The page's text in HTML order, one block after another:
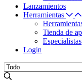
Lanzamientos
Herramientas
Tienda de
Especialistas
Login